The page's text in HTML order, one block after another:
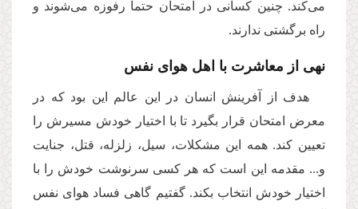
می‌کند. چنین کسانی در امتحان حتما رفوزه می‌شوند و
راه برگشتی ندارند.
نهی از معاشرت با اهل هوای نفس
هدف از آفرینش انسان در این عالم این بود که در
معرض امتحان قرار بگیرد تا با اختیار خودش مسیرش را
تعیین کند. همه این مشکلات، سیل، زلزله، قتل، جنایت
و... مقدمه این است که هر کسی سرنوشت خودش را با
اختیار خودش انتخاب بکند. گفتیم گاهی فساد هوای نفس